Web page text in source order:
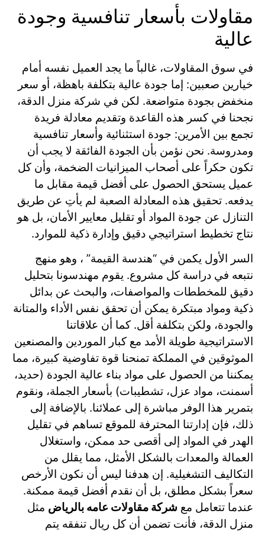
مقاولات بأسعار تنافسية وجودة
عالية
في سوق المقاولات، غالباً ما يجد العميل نفسه أمام
خيارين صعبين: إما جودة عالية بتكلفة باهظة، أو سعر
منخفض بجودة متواضعة. لكن في شركة منزل الدقة،
نجحنا في كسر هذه القاعدة وتقديم معادلة فريدة
تجمع بين الأمرين: جودة استثنائية وأسعار تنافسية
ومدروسة. نحن نؤمن بأن الجودة الفائقة لا يجب أن
تكون حكراً على أصحاب الميزانيات الضخمة، وأن كل
عميل يستحق الحصول على أفضل قيمة مقابل ما
يدفعه. تحقيق هذه المعادلة الصعبة لم يأتِ عن طريق
التنازل عن جودة المواد أو تقليل معايير الأمان، بل هو
نتاج تخطيط استراتيجي دقيق وإدارة ذكية للموارد.
السر الأول يكمن في “هندسة القيمة” ، وهو منهج
نتبعه في دراسة كل مشروع. يقوم مهندسونا بتحليل
دقيق للمخططات والمواصفات، والبحث عن بدائل
ذكية ومواد مبتكرة يمكن أن تحقق نفس الأداء والمتانة
والجودة، ولكن بتكلفة أقل. كما أن علاقاتنا
الاستراتيجية طويلة الأمد مع كبار الموردين والمصنعين
الموثوقين في المملكة تمنحنا قوة تفاوضية كبيرة، مما
يمكننا من الحصول على مواد بناء عالية الجودة (حديد،
أسمنت، مواد عزل، تشطيبات) بأسعار الجملة، ونقوم
بتمرير هذا الوفر مباشرة إلى عملائنا. بالإضافة إلى
ذلك، فإن إدارتنا المحترفة للموقع تساهم في تقليل
الهدر في المواد إلى أقصى حد ممكن، واستغلال
العمالة والمعدات بالشكل الأمثل، مما يقلل من
التكاليف التشغيلية. إن هدفنا ليس أن نكون الأرخص
سعراً بشكل مطلق، بل أن نقدم أفضل قيمة ممكنة.
عندما تتعامل مع شركة مقاولات عامه بالرياض مثل
منزل الدقة، فأنت تضمن أن كل ريال تنفقه يتم